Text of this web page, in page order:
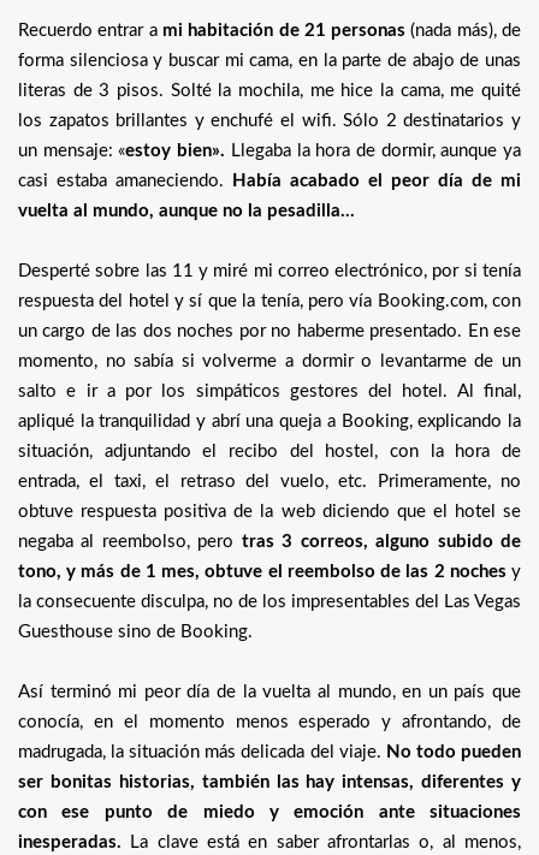
Recuerdo entrar a mi habitación de 21 personas (nada más), de
forma silenciosa y buscar mi cama, en la parte de abajo de unas
literas de 3 pisos. Solté la mochila, me hice la cama, me quité
los zapatos brillantes y enchufé el wifi. Sólo 2 destinatarios y
un mensaje: «estoy bien». Llegaba la hora de dormir, aunque ya
casi estaba amaneciendo.
Había acabado el peor día de mi
vuelta al mundo, aunque no la pesadilla…
Desperté sobre las 11 y miré mi correo electrónico, por si tenía
respuesta del hotel y sí que la tenía, pero vía Booking.com, con
un cargo de las dos noches por no haberme presentado. En ese
momento, no sabía si volverme a dormir o levantarme de un
salto e ir a por los simpáticos gestores del hotel. Al final,
apliqué la tranquilidad y abrí una queja a Booking, explicando la
situación, adjuntando el recibo del hostel, con la hora de
entrada, el taxi, el retraso del vuelo, etc. Primeramente, no
obtuve respuesta positiva de la web diciendo que el hotel se
negaba al reembolso, pero tras 3 correos, alguno subido de
tono, y más de 1 mes, obtuve el reembolso de las 2 noches y
la consecuente disculpa, no de los impresentables del Las Vegas
Guesthouse sino de Booking.
Así terminó mi peor día de la vuelta al mundo, en un país que
conocía, en el momento menos esperado y afrontando, de
madrugada, la situación más delicada del viaje. No todo pueden
ser bonitas historias, también las hay intensas, diferentes y
con ese punto de miedo y emoción ante situaciones
inesperadas. La clave está en saber afrontarlas o, al menos,